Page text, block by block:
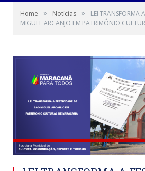
Home » Notícias »
LEI TRANSFORMA
MIGUEL ARCANJO EM PATRIMÔNIO